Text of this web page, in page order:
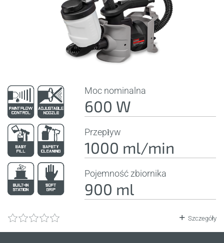
Moc nominalna
600 W
Przepływ
1000 ml/min
Pojemność zbiornika
900 ml
Szczegóły